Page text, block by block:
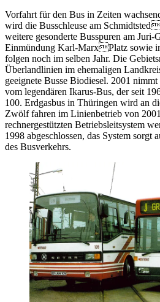
Vorfahrt für den Bus in Zeiten
wird die Busschleuse am
weitere gesonderte Busspuren am Juri-
Einmündung Karl-MarxPlatz sowie
folgen noch im selben Jahr. Die
Überlandlinien im ehemaligen
geeignete Busse Biodiesel. 2001
vom legendären Ikarus-Bus, der seit
100. Erdgasbus in Thüringen wird an
Zwölf fahren im Linienbetrieb von
rechnergestützten Betriebsleitsystem
1998 abgeschlossen, das System
des Busverkehrs.